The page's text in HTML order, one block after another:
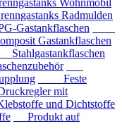
Wohnmobil
Radmulden
Gastankflaschen
Gastankflaschen
Feste
mit
und Dichtstoffe
Produkt auf